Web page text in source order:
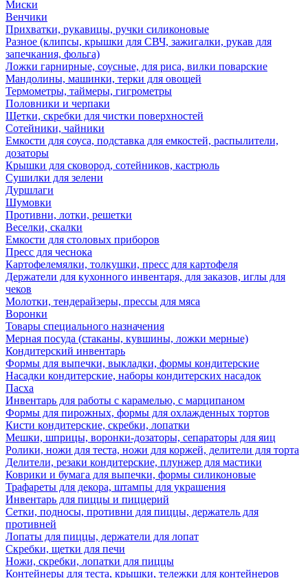
Миски
Венчики
Прихватки, рукавицы, ручки силиконовые
Разное (клипсы, крышки для СВЧ, зажигалки, рукав для
запечкания, фольга)
Ложки гарнирные, соусные, для риса, вилки поварские
Мандолины, машинки, терки для овощей
Термометры, таймеры, гигрометры
Половники и черпаки
Щетки, скребки для чистки поверхностей
Сотейники, чайники
Емкости для соуса, подставка для емкостей, распылители,
дозаторы
Крышки для сковород, сотейников, кастрюль
Сушилки для зелени
Дуршлаги
Шумовки
Противни, лотки, решетки
Веселки, скалки
Емкости для столовых приборов
Пресс для чеснока
Картофелемялки, толкушки, пресс для картофеля
Держатели для кухонного инвентаря, для заказов, иглы для
чеков
Молотки, тендерайзеры, прессы для мяса
Воронки
Товары специального назначения
Мерная посуда (стаканы, кувшины, ложки мерные)
Кондитерский инвентарь
Формы для выпечки, выкладки, формы кондитерские
Насадки кондитерские, наборы кондитерских насадок
Пасха
Инвентарь для работы с карамелью, с марципаном
Формы для пирожных, формы для охлажденных тортов
Кисти кондитерские, скребки, лопатки
Мешки, шприцы, воронки-дозаторы, сепараторы для яиц
Ролики, ножи для теста, ножи для коржей, делители для торта
Делители, резаки кондитерские, плунжер для мастики
Коврики и бумага для выпечки, формы силиконовые
Трафареты для декора, штампы для украшения
Инвентарь для пиццы и пиццерий
Сетки, подносы, противни для пиццы, держатель для
противней
Лопаты для пиццы, держатели для лопат
Скребки, щетки для печи
Ножи, скребки, лопатки для пиццы
Контейнеры для теста, крышки, тележки для контейнеров